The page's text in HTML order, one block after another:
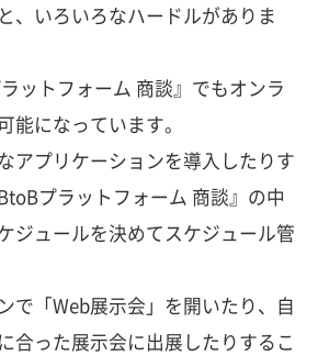
、いろいろなハードルがありま
ットフォーム 商談』でもオンラ
能になっています。
アプリケーションを導入したりす
プラットフォーム 商談』の中
ジュールを決めてスケジュール管
で「Web展示会」を開いたり、自
合った展示会に出展したりするこ